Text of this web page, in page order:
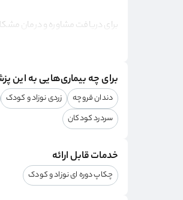
برای دریافت مشاوره و درمان
ثبت کنید. همچنین، نظرات
آدرس مطب: بلوار وکیل اباد، دانشجو3،
کد نظام پزشکی: 14608
برای چه بیماری‌هایی به این
دندان قروچه زردی نوزاد و کودک
سردرد کودکان
خدمات قابل ارائه
چکاپ دوره ای نوزاد و کودک